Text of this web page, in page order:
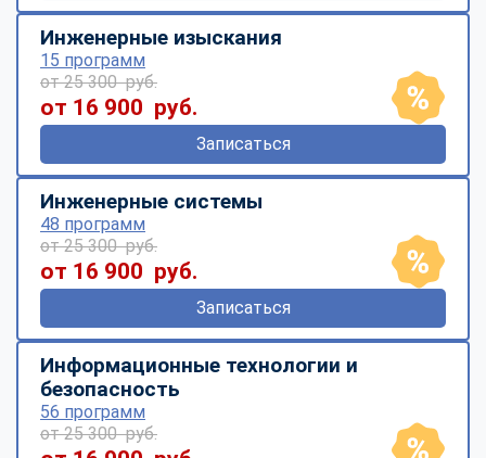
Инженерные изыскания
15 программ
от 25 300 руб.
от 16 900 руб.
Записаться
Инженерные системы
48 программ
от 25 300 руб.
от 16 900 руб.
Записаться
Информационные технологии и
безопасность
56 программ
от 25 300 руб.